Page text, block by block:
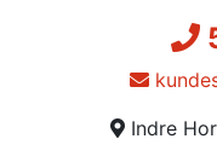
Indre